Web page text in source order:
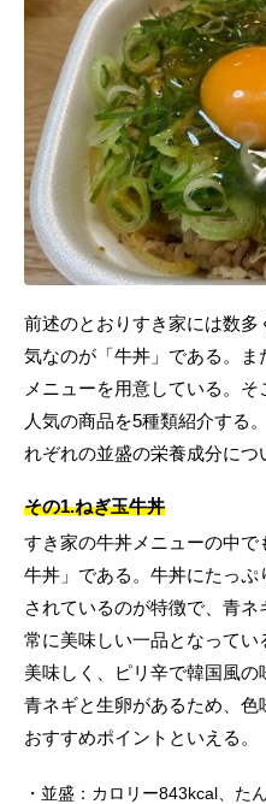
前述のとおりすき家には数多
気なのが「牛丼」である。
メニューを用意している。
人気の商品を5種類紹介する
れぞれの並盛の栄養成分につ
その1.ねぎ玉牛丼
すき家の牛丼メニューの中
牛丼」である。牛丼にたっ
されているのが特徴で、青
常に美味しい一品となって
美味しく、ピリ辛で韓国風の
青ネギと生卵があるため、
おすすめポイントといえる。
並盛：カロリー843kcal、た